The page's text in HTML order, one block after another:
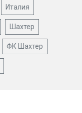
Италия
Шахтер
ФК Шахтер